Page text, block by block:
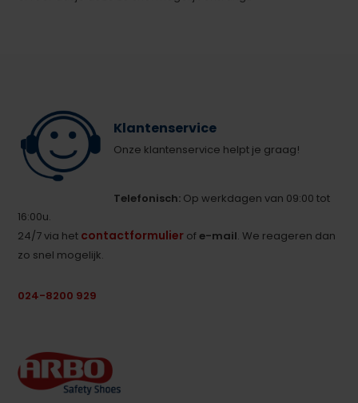
Klantenservice
Onze klantenservice helpt je graag!
Telefonisch: Op werkdagen van 09:00 tot
16:00u.
24/7 via het contactformulier ofe-mail. We reageren dan
zo snel mogelijk.
024-8200 929